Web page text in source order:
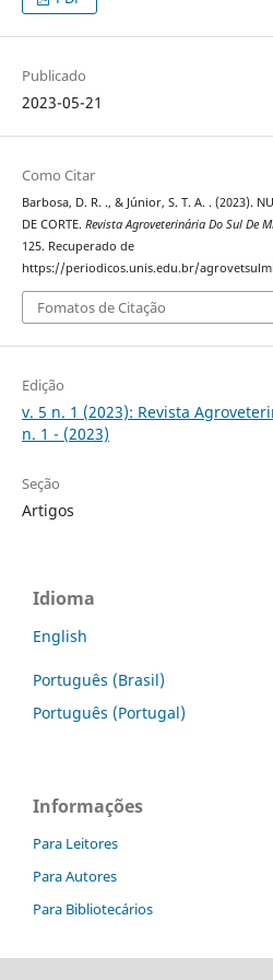
Publicado
2023-05-21
Como Citar
Barbosa, D. R. ., & Júnior, S. T. A. . (2023).
DE CORTE. Revista Agroveterinária Do Sul De
125. Recuperado de
https://periodicos.unis.edu.br/
Fomatos de Citação
Edição
v. 5 n. 1 (2023): Revista
n. 1 - (2023)
Seção
Artigos
Idioma
English
Português (Brasil)
Português (Portugal)
Informações
Para Leitores
Para Autores
Para Bibliotecários